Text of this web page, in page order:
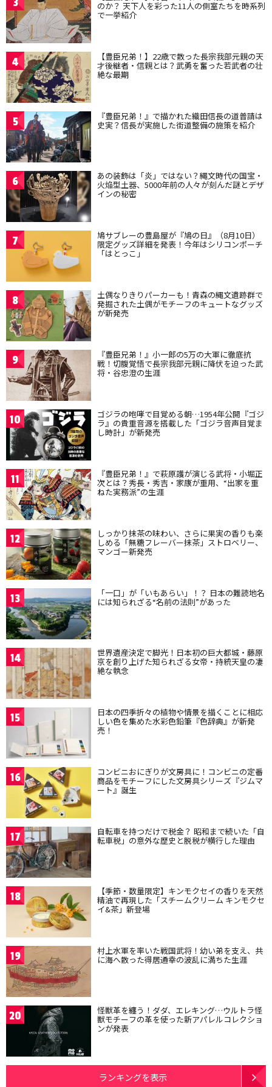
のか？ 天下人を彩った11人の側室たちを時系列
で一挙紹介
4 【豊臣兄弟！】22歳で散った長宗我部元親の天
才後継者・信親とは？武勇を奮った若武者の壮
絶な最期
5 『豊臣兄弟！』で描かれた織田信長の道普請は
史実？信長が実施した街道整備の施策を紹介
6 あの装飾は「炎」ではない？縄文時代の国宝・
火焔型土器、5000年前の人々が刻んだ謎とデザ
インの秘密
7 鳩サブレーの豊島屋が『鳩の日』（8月10日）
限定グッズ詳細を発表！今年はシリコンポーチ
「はとっこ」
8 土偶なりきりパーカーも！青森の縄文遺跡群で
発掘された土偶がモチーフのキュートなグッズ
が新発売
9 『豊臣兄弟！』小一郎の5万の大軍に徹底抗
戦！切腹覚悟で長宗我部元親に降伏を迫った武
将・谷忠澄の生涯
10 ゴジラの咆哮で目覚める朝…1954年公開『ゴジ
ラ』の貴重音源を搭載した「ゴジラ音声目覚ま
し時計」が新発売
11 『豊臣兄弟！』で萩原護が演じる武将・小堀正
次とは？秀長・秀吉・家康が重用、“出家を重
ねた実務派”の生涯
12 しっかり抹茶の味わい、さらに果実の香りも楽
しめる「無糖フレーバー抹茶」ストロベリー、
マンゴー新発売
13 「一口」が「いもあらい」！？ 日本の難読地名
には知られざる“名前の法則”があった
14 世界遺産決定で脚光！日本初の巨大都城・藤原
京を創り上げた知られざる女帝・持統天皇の凄
絶な執念
15 日本の四季折々の植物や情景を描くことに相応
しい色を集めた水彩色鉛筆『色辞典』が新発
売！
16 コンビニおにぎりが文房具に！コンビニの定番
商品をモチーフにした文房具シリーズ『ジムマ
ート』誕生
17 自転車を持つだけで税金？ 昭和まで続いた「自
転車税」の意外な歴史と脱税が横行した理由
18 【季節・数量限定】キンモクセイの香りを天然
精油で再現した「スチームクリーム キンモクセ
イ&茶」新登場
19 村上水軍を率いた戦国武将！幼い弟を支え、共
に海へ散った得居通幸の波乱に満ちた生涯
20 怪獣革を纏う！ダダ、エレキング…ウルトラ怪
獣モチーフの革を使った新アパレルコレクショ
ンが発表
ランキングを表示